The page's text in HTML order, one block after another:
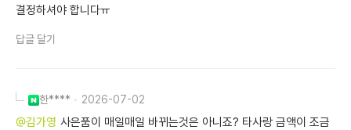
결정하셔야 합니다ㅠ
답글 달기
한**** 2026-07-02
@김가영 사은품이 매일매일 바뀌는것은 아니죠? 타사랑 금액이 조금